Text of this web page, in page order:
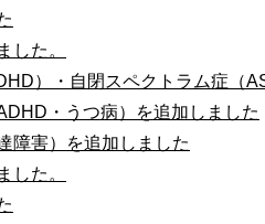
した。
）・自閉スペクトラム症（
・うつ病）を追加しました
障害）を追加しました
した。